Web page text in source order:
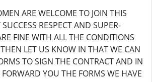
ARE WELCOME TO JOIN THIS
RESPECT AND SUPER-
FINE WITH ALL THE CONDITIONS
LET US KNOW IN THAT WE CAN
TO SIGN THE CONTRACT AND IN
YOU THE FORMS WE HAVE